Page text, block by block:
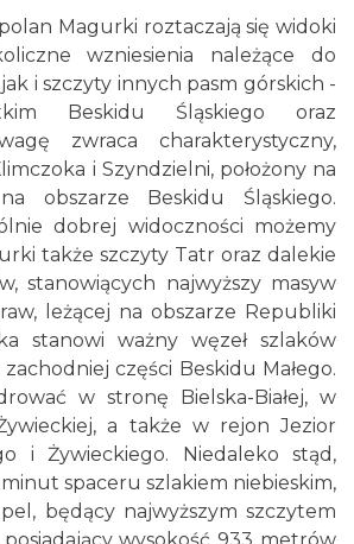
Magurki roztaczają się widoki
wzniesienia należące do
i szczyty innych pasm górskich -
Beskidu Śląskiego oraz
zwraca charakterystyczny,
i Szyndzielni, położony na
obszarze Beskidu Śląskiego.
dobrej widoczności możemy
także szczyty Tatr oraz dalekie
stanowiących najwyższy masyw
leżącej na obszarze Republiki
stanowi ważny węzeł szlaków
części Beskidu Małego.
w stronę Bielska-Białej, w
a także w rejon Jezior
i Żywieckiego. Niedaleko stąd,
spaceru szlakiem niebieskim,
będący najwyższym szczytem